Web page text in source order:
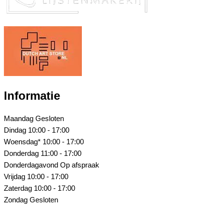
Informatie
Maandag Gesloten
Dindag 10:00 - 17:00
Woensdag* 10:00 - 17:00
Donderdag 11:00 - 17:00
Donderdagavond Op afspraak
Vrijdag 10:00 - 17:00
Zaterdag 10:00 - 17:00
Zondag Gesloten